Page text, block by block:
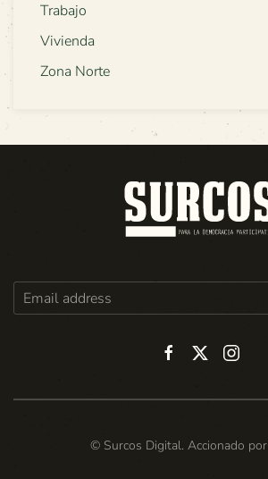
Trabajo
Vivienda
Zona Norte
© Surcos Digital. Accionado por